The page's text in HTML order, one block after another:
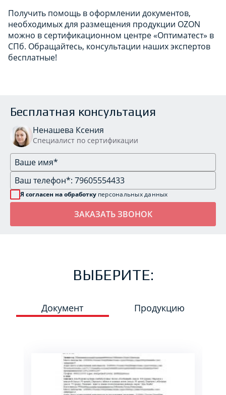
Получить помощь в оформлении документов,
необходимых для размещения продукции OZON
можно в сертификационном центре «Оптиматест» в
СПб. Обращайтесь, консультации наших экспертов
бесплатные!
Бесплатная консультация
Ненашева Ксения
Специалист по сертификации
Я согласен на обработку персональных данных
ВЫБЕРИТЕ:
Документ Продукцию